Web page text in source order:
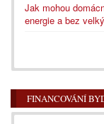
Jak mohou
energie a bez
FINANCOVÁNÍ